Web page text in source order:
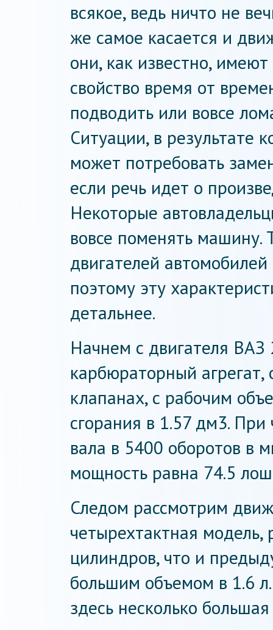
всякое, ведь ничто не
же самое касается и
они, как известно, имеют
свойство время от
подводить или вовсе
Ситуации, в результате
может потребовать
если речь идет о
Некоторые
вовсе поменять машину.
двигателей
поэтому эту
детальнее.
Начнем с двигателя ВАЗ
карбюраторный
клапанах, с рабочим
сгорания в 1.57 дм3. При
вала в 5400 оборотов в
мощность равна 74.5
Следом рассмотрим
четырехтактная
цилиндров, что и
большим объемом в 1.6
здесь несколько